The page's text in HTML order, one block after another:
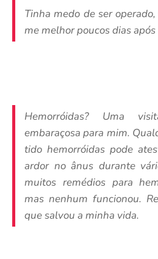
Tinha medo de ser
me melhor poucos dias
Hemorróidas? Uma
embaraçosa para mim.
tido hemorróidas pode
ardor no ânus durante
muitos remédios para
mas nenhum funcionou.
que salvou a minha vida.